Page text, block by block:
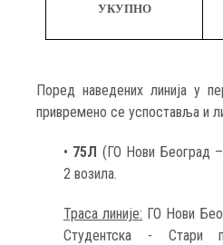
УКУПНО
Поред наведених линија у
привремено се успоставља и
• 75Л (ГО Нови Београд
2 возила.
Траса линије: ГО Нови
Студентска - Стари